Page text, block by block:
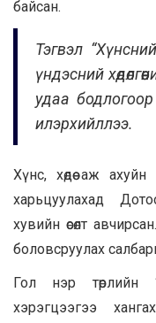
байсан.
Тэгвэл
үндэсний
удаа
илэрхийллээ.
Хүнс, хөдөө аж ахуйн
харьцуулахад
хувийн өсөлт
боловсруулах
Гол нэр төрлийн
хэрэгцээгээ